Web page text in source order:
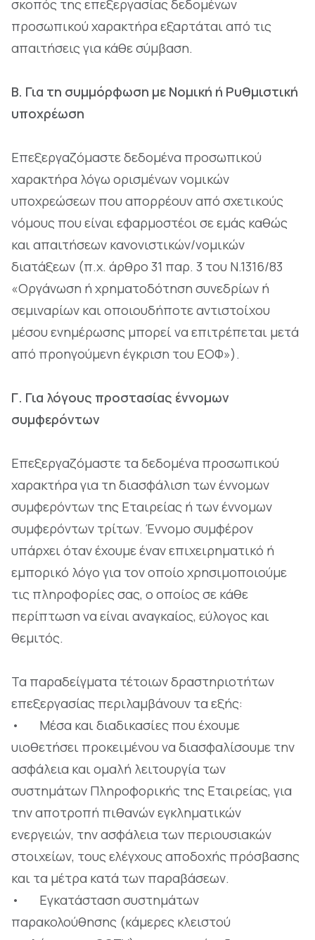
σκοπός της επεξεργασίας δεδομένων
προσωπικού χαρακτήρα εξαρτάται από τις
απαιτήσεις για κάθε σύμβαση.
B. Για τη συμμόρφωση με Νομική ή Ρυθμιστική
υποχρέωση
Επεξεργαζόμαστε δεδομένα προσωπικού
χαρακτήρα λόγω ορισμένων νομικών
υποχρεώσεων που απορρέουν από σχετικούς
νόμους που είναι εφαρμοστέοι σε εμάς καθώς
και απαιτήσεων κανονιστικών/νομικών
διατάξεων (π.χ. άρθρο 31 παρ. 3 του Ν.1316/83
«Οργάνωση ή χρηματοδότηση συνεδρίων ή
σεμιναρίων και οποιουδήποτε αντιστοίχου
μέσου ενημέρωσης μπορεί να επιτρέπεται μετά
από προηγούμενη έγκριση του ΕΟΦ»).
Γ. Για λόγους προστασίας έννομων
συμφερόντων
Επεξεργαζόμαστε τα δεδομένα προσωπικού
χαρακτήρα για τη διασφάλιση των έννομων
συμφερόντων της Εταιρείας ή των έννομων
συμφερόντων τρίτων. Έννομο συμφέρον
υπάρχει όταν έχουμε έναν επιχειρηματικό ή
εμπορικό λόγο για τον οποίο χρησιμοποιούμε
τις πληροφορίες σας, ο οποίος σε κάθε
περίπτωση να είναι αναγκαίος, εύλογος και
θεμιτός.
Τα παραδείγματα τέτοιων δραστηριοτήτων
επεξεργασίας περιλαμβάνουν τα εξής:
• Μέσα και διαδικασίες που έχουμε
υιοθετήσει προκειμένου να διασφαλίσουμε την
ασφάλεια και ομαλή λειτουργία των
συστημάτων Πληροφορικής της Εταιρείας, για
την αποτροπή πιθανών εγκληματικών
ενεργειών, την ασφάλεια των περιουσιακών
στοιχείων, τους ελέγχους αποδοχής πρόσβασης
και τα μέτρα κατά των παραβάσεων.
• Εγκατάσταση συστημάτων
παρακολούθησης (κάμερες κλειστού